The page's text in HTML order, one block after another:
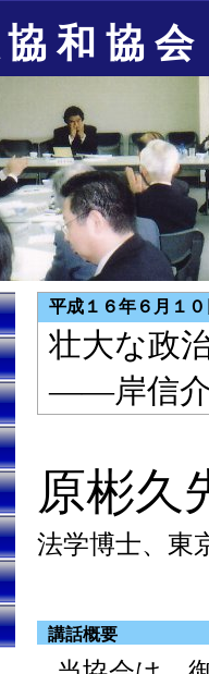
協 和 協 会
平成１６年６月１
壮大な政
――岸信
原彬久
法学博士、東
講話概要